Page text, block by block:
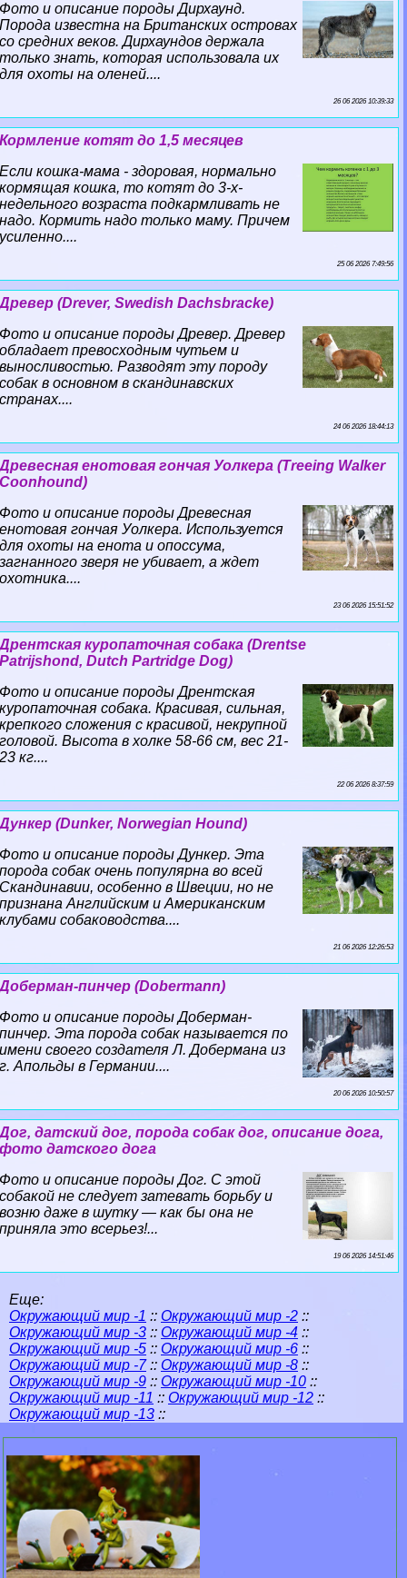
Фото и описание породы Дирхаунд.
Порода известна на Британских островах
со средних веков. Дирхаундов держала
только знать, которая использовала их
для охоты на оленей....
26 06 2026 10:39:33
Кормление котят до 1,5 месяцев
Если кошка-мама - здоровая, нормально
кормящая кошка, то котят до 3-х-
недельного возраста подкармливать не
надо. Кормить надо только маму. Причем
усиленно....
25 06 2026 7:49:56
Древер (Drever, Swedish Dachsbracke)
Фото и описание породы Древер. Древер
обладает превосходным чутьем и
выносливостью. Разводят эту породу
собак в основном в скандинавских
странах....
24 06 2026 18:44:13
Древесная енотовая гончая Уолкера (Treeing Walker
Coonhound)
Фото и описание породы Древесная
енотовая гончая Уолкера. Используется
для охоты на енота и опоссума,
загнанного зверя не убивает, а ждет
охотника....
23 06 2026 15:51:52
Дрентская куропаточная собака (Drentse
Patrijshond, Dutch Partridge Dog)
Фото и описание породы Дрентская
куропаточная собака. Красивая, сильная,
крепкого сложения с красивой, некрупной
головой. Высота в холке 58-66 см, вес 21-
23 кг....
22 06 2026 8:37:59
Дункер (Dunker, Norwegian Hound)
Фото и описание породы Дункер. Эта
порода собак очень популярна во всей
Скандинавии, особенно в Швеции, но не
признана Английским и Американским
клубами собаководства....
21 06 2026 12:26:53
Доберман-пинчер (Dobermann)
Фото и описание породы Доберман-
пинчер. Эта порода собак называется по
имени своего создателя Л. Добермана из
г. Апольды в Германии....
20 06 2026 10:50:57
Дог, датский дог, порода собак дог, описание дога,
фото датского дога
Фото и описание породы Дог. С этой
собакой не следует затевать борьбу и
возню даже в шутку — как бы она не
приняла это всерьез!...
19 06 2026 14:51:46
Еще:
Окружающий мир -1 :: Окружающий мир -2 ::
Окружающий мир -3 :: Окружающий мир -4 ::
Окружающий мир -5 :: Окружающий мир -6 ::
Окружающий мир -7:: Окружающий мир -8 ::
Окружающий мир -9 :: Окружающий мир -10 ::
Окружающий мир -11 :: Окружающий мир -12 ::
Окружающий мир -13 ::